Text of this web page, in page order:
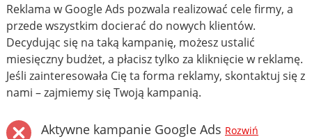
Reklama w Google Ads pozwala realizować cele firmy, a
przede wszystkim docierać do nowych klientów.
Decydując się na taką kampanię, możesz ustalić
miesięczny budżet, a płacisz tylko za kliknięcie w reklamę.
Jeśli zainteresowała Cię ta forma reklamy, skontaktuj się z
nami – zajmiemy się Twoją kampanią.
Aktywne kampanie Google Ads Rozwiń